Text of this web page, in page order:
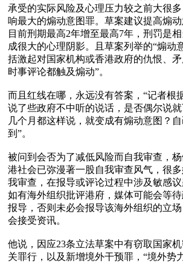
承受的实际风险及心理压力较之前大很
响最大的煽动意图罪。草案建议提高煽
目前刑期最高2年增至最高7年，刑罚是
成很大的心理阴影。且草案列举的“煽动
括激起对国家机构或香港政府的仇恨、
时事评论都触及煽动”。
而且红线在哪，永远没有答案，“记者根
说了些政府不中听的说话，是否偶尔说
几个月都这样说，就变成有煽动意图？
到”。
被问到会否为了减低风险而自我审查，
港社会已弥漫著一股自我审查风气，很
我审查，在报导或评论过程中涉及敏感议
如有海外组织批评港府，媒体可能会等
报导，否则未必会报导该海外组织的立
会接受资讯。
他说，因应23条立法草案中有窃取国家
关罪行，以及新增境外干预罪，“境外势